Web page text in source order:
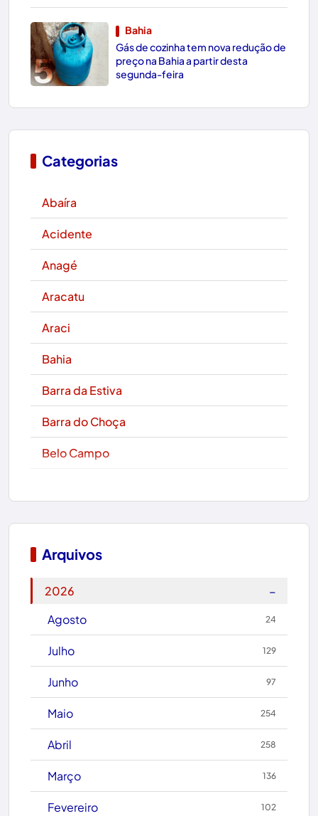
5
Bahia
Gás de cozinha tem nova redução de
preço na Bahia a partir desta
segunda-feira
Categorias
Abaíra
Acidente
Anagé
Aracatu
Araci
Bahia
Barra da Estiva
Barra do Choça
Belo Campo
Boquira
Arquivos
2026
−
Agosto
24
Julho 129
Junho 97
Maio 254
Abril 258
Março 136
Fevereiro 102